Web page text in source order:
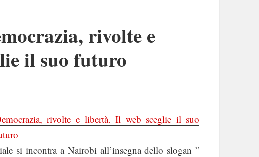
rivolte e
il suo futuro
rivolte e libertà. Il web sceglie il suo
si incontra a Nairobi all’insegna dello slogan ”